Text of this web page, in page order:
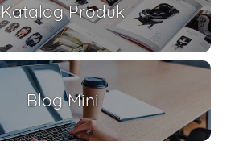
Katalog Produk
Blog Mini